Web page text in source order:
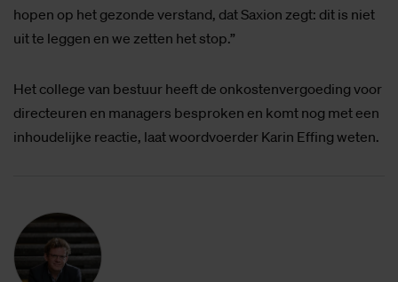
hopen op het gezonde verstand, dat Saxion zegt: dit is niet
uit te leggen en we zetten het stop.”
Het college van bestuur heeft de onkostenvergoeding voor
directeuren en managers besproken en komt nog met een
inhoudelijke reactie, laat woordvoerder Karin Effing weten.